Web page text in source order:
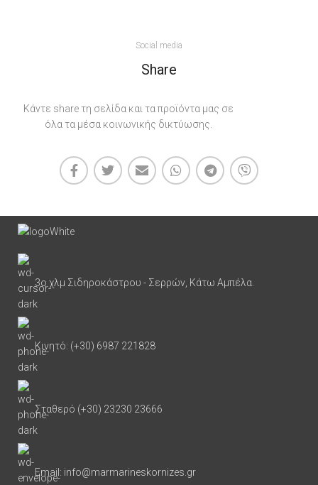
Social media
Share
Κάντε share τη σελίδα και τα προϊόντα μας σε
όλα τα μέσα κοινωνικής δικτύωσης.
3ο χλμ Σιδηροκάστρου - Σερρών, Κάτω Αμπέλα.
Κινητό: (+30) 6987 221828
Σταθερό (+30) 23230 23666
Email: info@marmarineskornizes.gr